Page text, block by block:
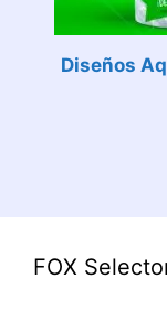
Diseños
FOX